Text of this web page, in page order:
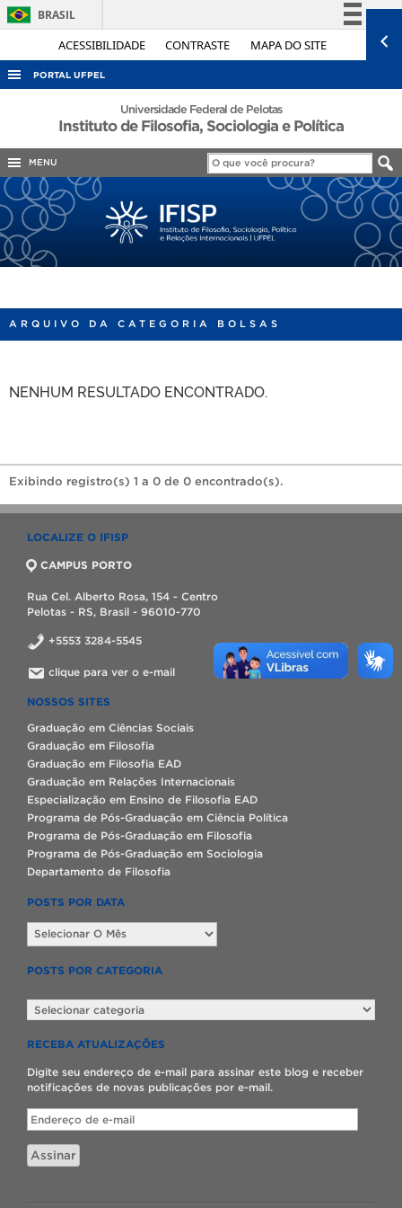
ACESSIBILIDADE CONTRASTE MAPA DO SITE
BRASIL
Simplifique!
Acesso à informação
Legislação
Canais
PORTAL UFPEL
ACESSO À INFORMAÇÃO
COBALTO
CONCURSOS
EDITAIS
INTERNACIONAL
PORTARIAS
Universidade Federal de Pelotas
Instituto de Filosofia, Sociologia e Política
MENU
ARQUIVO DA CATEGORIA BOLSAS
NENHUM RESULTADO ENCONTRADO.
Exibindo registro(s) 1 a 0 de 0 encontrado(s).
LOCALIZE O IFISP
CAMPUS PORTO
Rua Cel. Alberto Rosa, 154 - Centro
Pelotas - RS, Brasil - 96010-770
+5553 3284-5545
clique para ver o e-mail
NOSSOS SITES
Graduação em Ciências Sociais
Graduação em Filosofia
Graduação em Filosofia EAD
Graduação em Relações Internacionais
Especialização em Ensino de Filosofia EAD
Programa de Pós-Graduação em Ciência Política
Programa de Pós-Graduação em Filosofia
Programa de Pós-Graduação em Sociologia
Departamento de Filosofia
POSTS POR DATA
Posts
por
POSTS POR CATEGORIA
por
categoria
RECEBA ATUALIZAÇÕES
Digite seu endereço de e-mail para assinar este blog e receber
notificações de novas publicações por e-mail.
Endereço
de
e-
mail
Assinar